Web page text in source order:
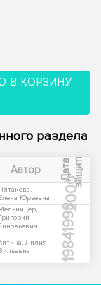
В КОРЗИНУ
раздела
Автор Д
а
т
а
з
а
щ
и
ты
Юрьевна
2000
1998
Лилия
1984